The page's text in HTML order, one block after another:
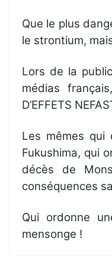
Que le plus
le strontium,
Lors de la
médias
D’EFFETS
Les mêmes
Fukushima, qui
décès de
conséquences
Qui ordonne
mensonge !